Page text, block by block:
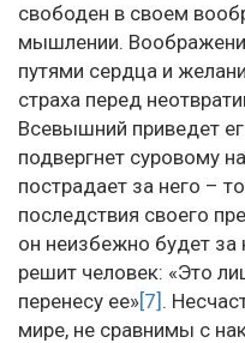
свободен в своем
мышлении.
путями сердца и
страха перед
Всевышний приведет
подвергнет суровому
пострадает за него –
последствия своего
он неизбежно будет за
решит человек: «Это
перенесу ее»[7] .
мире, не сравнимы с